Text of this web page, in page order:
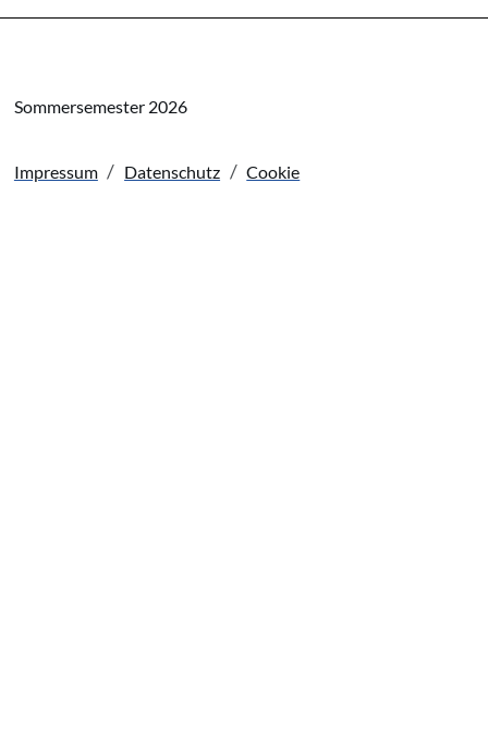
Sommersemester 2026
Impressum Datenschutz Cookie